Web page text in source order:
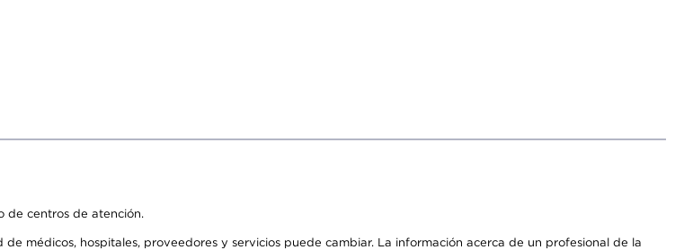
de centros de atención.
médicos, hospitales, proveedores y servicios puede cambiar. La información acerca de un profesional de la